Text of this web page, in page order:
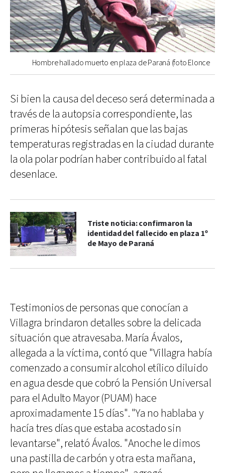
Hombre hallado muerto en plaza de Paraná (foto Elonce
Si bien la causa del deceso será determinada a
través de la autopsia correspondiente, las
primeras hipótesis señalan que las bajas
temperaturas registradas en la ciudad durante
la ola polar podrían haber contribuido al fatal
desenlace.
Triste noticia: confirmaron la
identidad del fallecido en plaza 1º
de Mayo de Paraná
Testimonios de personas que conocían a
Villagra brindaron detalles sobre la delicada
situación que atravesaba. María Ávalos,
allegada a la víctima, contó que "Villagra había
comenzado a consumir alcohol etílico diluido
en agua desde que cobró la Pensión Universal
para el Adulto Mayor (PUAM) hace
aproximadamente 15 días". "Ya no hablaba y
hacía tres días que estaba acostado sin
levantarse", relató Ávalos. "Anoche le dimos
una pastilla de carbón y otra esta mañana,